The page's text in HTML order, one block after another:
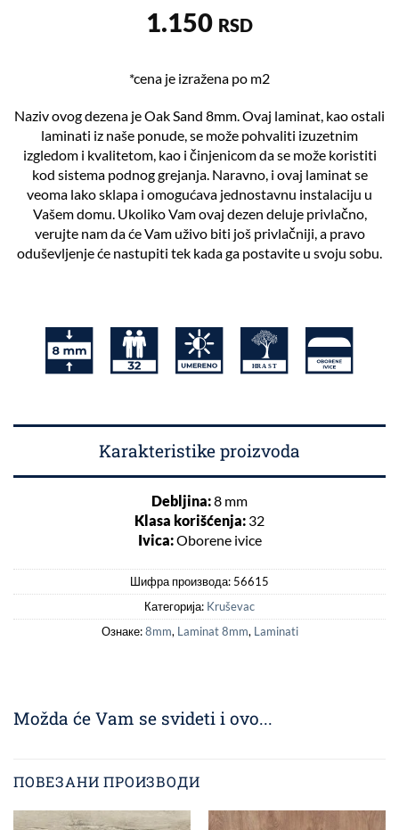
1.150 RSD
*cena je izražena po m2
Naziv ovog dezena je Oak Sand 8mm. Ovaj laminat, kao ostali
laminati iz naše ponude, se može pohvaliti izuzetnim
izgledom i kvalitetom, kao i činjenicom da se može koristiti
kod sistema podnog grejanja. Naravno, i ovaj laminat se
veoma lako sklapa i omogućava jednostavnu instalaciju u
Vašem domu. Ukoliko Vam ovaj dezen deluje privlačno,
verujte nam da će Vam uživo biti još privlačniji, a pravo
oduševljenje će nastupiti tek kada ga postavite u svoju sobu.
Karakteristike proizvoda
Debljina:8 mm
Klasa korišćenja: 32
Ivica:Oborene ivice
Шифра производа: 56615
Категорија: Kruševac
Ознаке:8mm, Laminat 8mm, Laminati
Možda će Vam se svideti i ovo...
ПОВЕЗАНИ ПРОИЗВОДИ